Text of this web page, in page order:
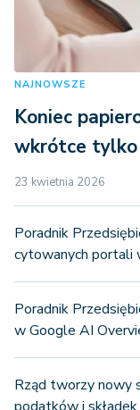
NAJNOWSZE
Koniec
wkrótce tylko
23 kwietnia 2026
Poradnik
cytowanych portali
Poradnik
w Google AI
Rząd tworzy nowy